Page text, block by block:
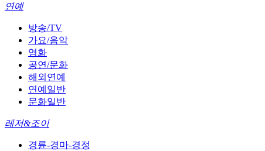
연예
방송/TV
가요/음악
영화
공연/문화
해외연예
연예일반
문화일반
레저&조이
경륜-경마-경정